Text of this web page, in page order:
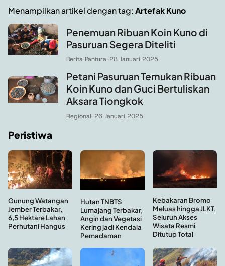
Menampilkan artikel dengan tag:Artefak Kuno
Penemuan Ribuan Koin Kuno di
Pasuruan Segera Diteliti
Berita Pantura-28 Januari 2025
Petani Pasuruan Temukan Ribuan
Koin Kuno dan Guci Bertuliskan
Aksara Tiongkok
Regional-26 Januari 2025
Peristiwa
Gunung Watangan
Jember Terbakar,
6,5 Hektare Lahan
Perhutani Hangus
Hutan TNBTS
Lumajang Terbakar,
Angin dan Vegetasi
Kering jadi Kendala
Pemadaman
Kebakaran Bromo
Meluas hingga JLKT,
Seluruh Akses
Wisata Resmi
Ditutup Total